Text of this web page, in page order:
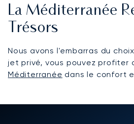
La Méditerranée
Trésors
Nous avons l'embarras du
jet privé, vous pouvez profiter
Méditerranée dans le confort